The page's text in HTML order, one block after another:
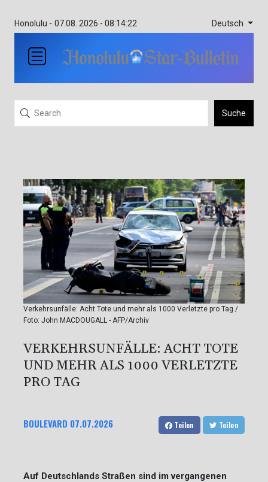
Honolulu - 07.08. 2026 - 08:14:22 Deutsch
Suche
Verkehrsunfälle: Acht Tote und mehr als 1000 Verletzte pro Tag /
Foto: John MACDOUGALL - AFP/Archiv
VERKEHRSUNFÄLLE: ACHT TOTE
UND MEHR ALS 1000 VERLETZTE
PRO TAG
BOULEVARD 07.07.2026 Teilen Teilen
Auf Deutschlands Straßen sind im vergangenen